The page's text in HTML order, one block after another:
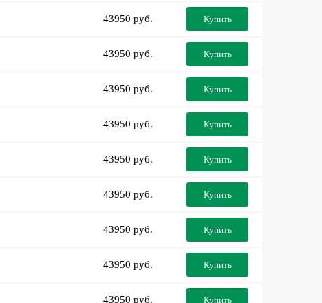
43950 руб. Купить
43950 руб. Купить
43950 руб. Купить
43950 руб. Купить
43950 руб. Купить
43950 руб. Купить
43950 руб. Купить
43950 руб. Купить
43950 руб. Купить